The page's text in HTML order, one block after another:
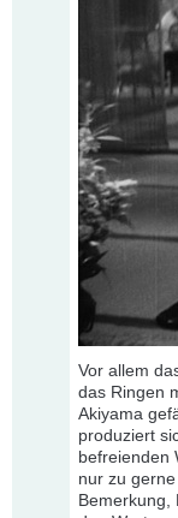
Vor allem
das Ringen
Akiyama
produziert
befreienden
nur zu
Bemerkung,